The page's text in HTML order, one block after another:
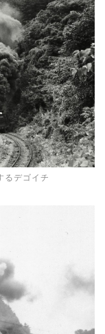
るデゴイチ